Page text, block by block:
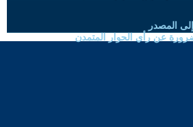
المصدر
عن رأي الحوار المتمدن